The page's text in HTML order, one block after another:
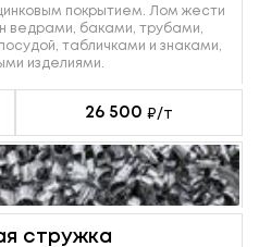
покрытием. Лом жести
ведрами, баками, трубами,
табличками и знаками,
изделиями.
26 500 ₽/т
стружка